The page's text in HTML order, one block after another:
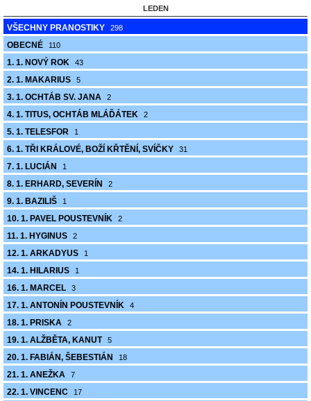
LEDEN
VŠECHNY PRANOSTIKY 298
OBECNÉ 110
1. 1. NOVÝ ROK 43
2. 1. MAKARIUS 5
3. 1. OCHTÁB SV. JANA 2
4. 1. TITUS, OCHTÁB MLÁĎÁTEK 2
5. 1. TELESFOR 1
6. 1. TŘI KRÁLOVÉ, BOŽÍ KŘTĚNÍ, SVÍČKY 31
7. 1. LUCIÁN 1
8. 1. ERHARD, SEVERÍN 2
9. 1. BAZILIŠ 1
10. 1. PAVEL POUSTEVNÍK 2
11. 1. HYGINUS 2
12. 1. ARKADYUS 1
14. 1. HILARIUS 1
16. 1. MARCEL 3
17. 1. ANTONÍN POUSTEVNÍK 4
18. 1. PRISKA 2
19. 1. ALŽBĚTA, KANUT 5
20. 1. FABIÁN, ŠEBESTIÁN 18
21. 1. ANEŽKA 7
22. 1. VINCENC 17